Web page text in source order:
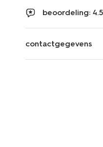
beoordeling:
contactgegevens